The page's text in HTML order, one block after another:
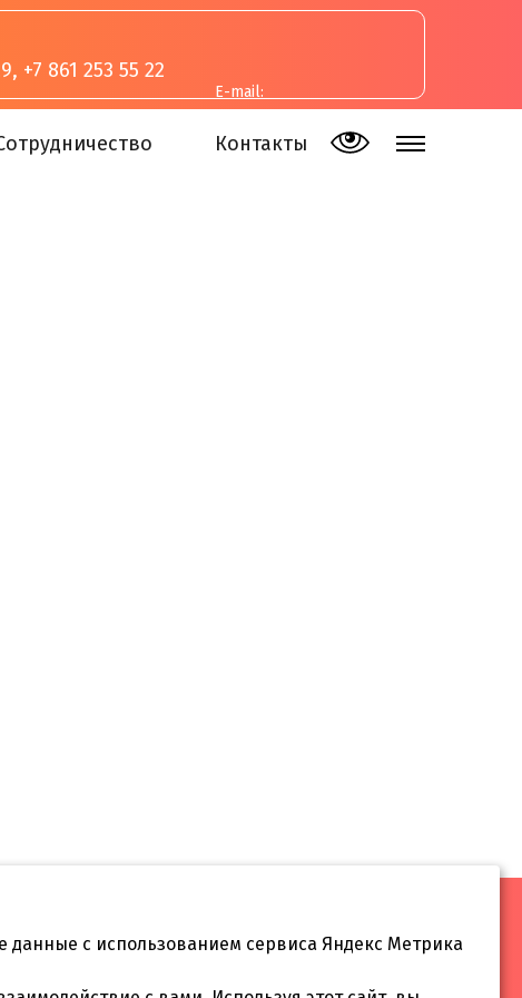
, +7 861 253 55 22
E-mail:
Контакты
с использованием сервиса Яндекс Метрика